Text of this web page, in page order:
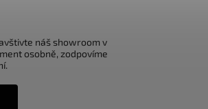
náš showroom v
osobně, zodpovíme